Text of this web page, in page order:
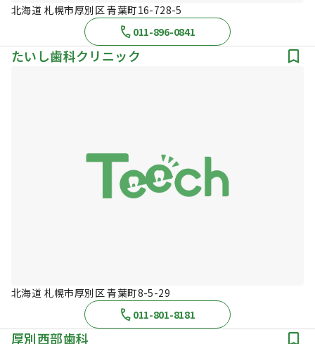
北海道 札幌市厚別区 青葉町16-728-5
011-896-0841
たいし歯科クリニック
北海道 札幌市厚別区 青葉町8-5-29
011-801-8181
厚別西部歯科